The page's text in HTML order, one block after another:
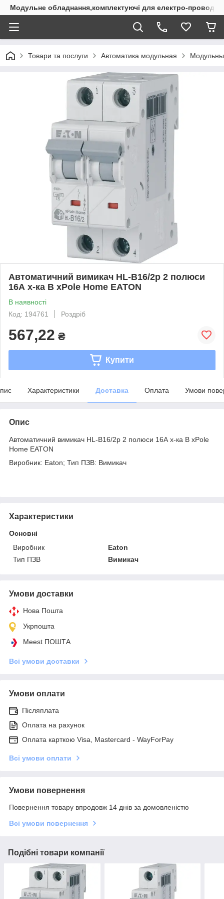
Модульне обладнання,комплектуючі для електро-проводки
Товари та послуги Автоматика модульная
Автоматичний вимикач HL-B16/2р 2 полюси
16А х-ка В xPole Home EATON
В наявності
Код: 194761
Роздріб
567,22 ₴
Купити
Характеристики Доставка Оплата Умови
Опис
Автоматичний вимикач HL-B16/2р 2 полюси 16А х-ка В xPole
Home EATON
Виробник: Eaton; Тип ПЗВ: Вимикач
Характеристики
Основні
Виробник
Eaton
Тип ПЗВ
Вимикач
Умови доставки
Нова Пошта
Укрпошта
Meest ПОШТА
Всі умови доставки
Умови оплати
Післяплата
Оплата на рахунок
Оплата карткою Visa, Mastercard - WayForPay
Всі умови оплати
Умови повернення
Повернення товару впродовж 14 днів за домовленістю
Всі умови повернення
Подібні товари компанії